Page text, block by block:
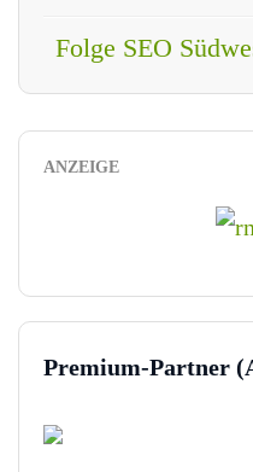
Folge SEO
ANZEIGE
Premium-Partner